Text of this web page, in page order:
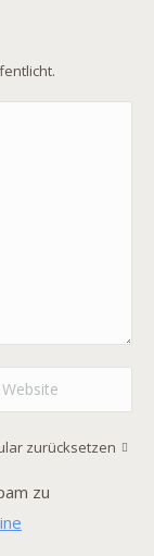
zurücksetzen
zu